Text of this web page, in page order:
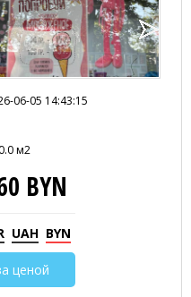
06-05 14:43:15
м2
BYN
UAH BYN
ценой